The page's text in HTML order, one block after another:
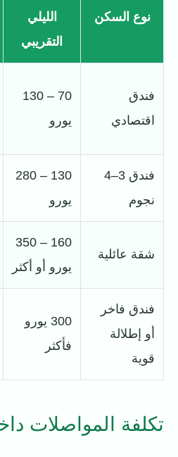
نوع السكن
الليلي
التقريبي
فندق
اقتصادي
70 – 130
يورو
فندق 3–4
نجوم
130 – 280
يورو
شقة عائلية
160 – 350
يورو أو أكثر
فندق فاخر
أو إطلالة
قوية
300 يورو
فأكثر
تكلفة المواصلات